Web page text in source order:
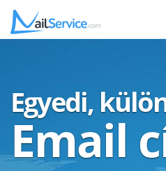
Egyedi,
Email